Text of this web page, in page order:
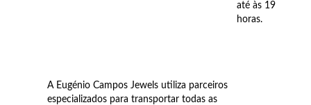
até às 19
horas.
A Eugénio Campos Jewels utiliza parceiros
especializados para transportar todas as